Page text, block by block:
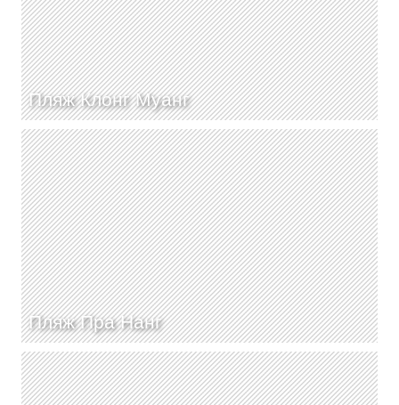
Пляж Клонг Муанг
Пляж Пра Нанг